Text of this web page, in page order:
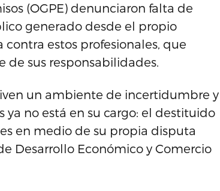
(OGPE) denunciaron falta de
generado desde el propio
estos profesionales, que
sus responsabilidades.
un ambiente de incertidumbre y
no está en su cargo: el destituido
en medio de su propia disputa
Desarrollo Económico y Comercio